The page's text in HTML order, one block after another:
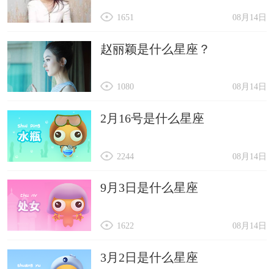
08月14日
1651
赵丽颖是什么星座？
08月14日
1080
2月16号是什么星座
08月14日
2244
9月3日是什么星座
08月14日
1622
3月2日是什么星座